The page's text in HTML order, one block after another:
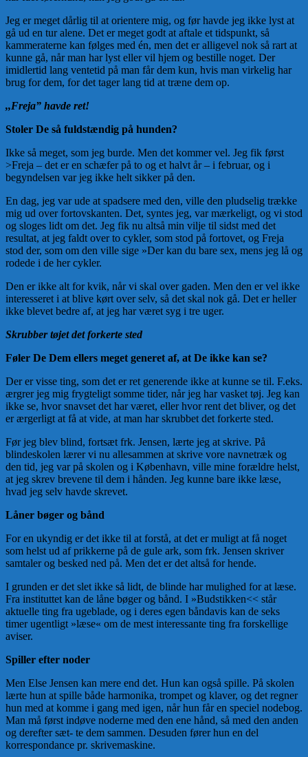
Jeg er meget dårlig til at orientere mig, og før havde jeg ikke lyst at
gå ud en tur alene. Det er meget godt at aftale et tidspunkt, så
kammeraterne kan følges med én, men det er alligevel nok så rart at
kunne gå, når man har lyst eller vil hjem og bestille noget. Der
imidlertid lang ventetid på man får dem kun, hvis man virkelig har
brug for dem, for det tager lang tid at træne dem op.
,,Freja” havde ret!
Stoler De så fuldstændig på hunden?
Ikke så meget, som jeg burde. Men det kommer vel. Jeg fik først
>Freja – det er en schæfer på to og et halvt år – i februar, og i
begyndelsen var jeg ikke helt sikker på den.
En dag, jeg var ude at spadsere med den, ville den pludselig trække
mig ud over fortovskanten. Det, syntes jeg, var mærkeligt, og vi stod
og sloges lidt om det. Jeg fik nu altså min vilje til sidst med det
resultat, at jeg faldt over to cykler, som stod på fortovet, og Freja
stod der, som om den ville sige »Der kan du bare sex, mens jeg lå og
rodede i de her cykler.
Den er ikke alt for kvik, når vi skal over gaden. Men den er vel ikke
interesseret i at blive kørt over selv, så det skal nok gå. Det er heller
ikke blevet bedre af, at jeg har været syg i tre uger.
Skrubber tøjet det forkerte sted
Føler De Dem ellers meget generet af, at De ikke kan se?
Der er visse ting, som det er ret generende ikke at kunne se til. F.eks.
ærgrer jeg mig frygteligt somme tider, når jeg har vasket tøj. Jeg kan
ikke se, hvor snavset det har været, eller hvor rent det bliver, og det
er ærgerligt at få at vide, at man har skrubbet det forkerte sted.
Før jeg blev blind, fortsæt frk. Jensen, lærte jeg at skrive. På
blindeskolen lærer vi nu allesammen at skrive vore navnetræk og
den tid, jeg var på skolen og i København, ville mine forældre helst,
at jeg skrev brevene til dem i hånden. Jeg kunne bare ikke læse,
hvad jeg selv havde skrevet.
Låner bøger og bånd
For en ukyndig er det ikke til at forstå, at det er muligt at få noget
som helst ud af prikkerne på de gule ark, som frk. Jensen skriver
samtaler og besked ned på. Men det er det altså for hende.
I grunden er det slet ikke så lidt, de blinde har mulighed for at læse.
Fra instituttet kan de låne bøger og bånd. I »Budstikken<< står
aktuelle ting fra ugeblade, og i deres egen båndavis kan de seks
timer ugentligt »læse« om de mest interessante ting fra forskellige
aviser.
Spiller efter noder
Men Else Jensen kan mere end det. Hun kan også spille. På skolen
lærte hun at spille både harmonika, trompet og klaver, og det regner
hun med at komme i gang med igen, når hun får en speciel nodebog.
Man må først indøve noderne med den ene hånd, så med den anden
og derefter sæt- te dem sammen. Desuden fører hun en del
korrespondance pr. skrivemaskine.